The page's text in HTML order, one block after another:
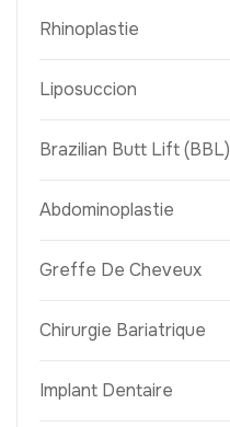
Rhinoplastie
Liposuccion
Brazilian Butt Lift (BBL)
Abdominoplastie
Greffe De Cheveux
Chirurgie Bariatrique
Implant Dentaire